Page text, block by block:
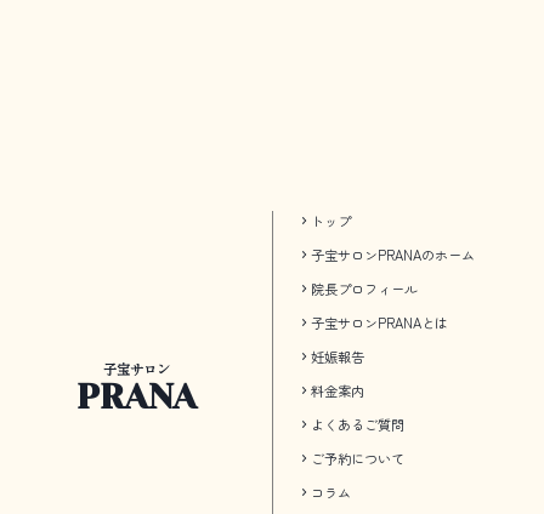
子宝サロン
PRANA
トップ
子宝サロンPRANAのホーム
院長プロフィール
子宝サロンPRANAとは
妊娠報告
料金案内
よくあるご質問
ご予約について
コラム